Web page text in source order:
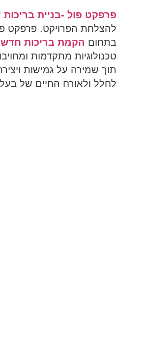
פרפקט פול -בניית בריכות
להצלחת הפרויקט. פרפקט
בתחום הקמת בריכות
טכנולוגיות מתקדמות
תוך שמירה על גמישות
לחלל ולאורח החיים של